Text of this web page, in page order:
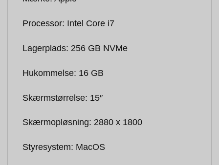
Processor: Intel Core i7
Lagerplads: 256 GB NVMe
Hukommelse: 16 GB
Skærmstørrelse: 15″
Skærmopløsning: 2880 x 1800
Styresystem: MacOS